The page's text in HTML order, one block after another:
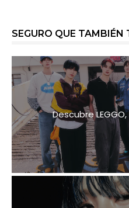
SEGURO QUE TAMBIÉN
Descubre